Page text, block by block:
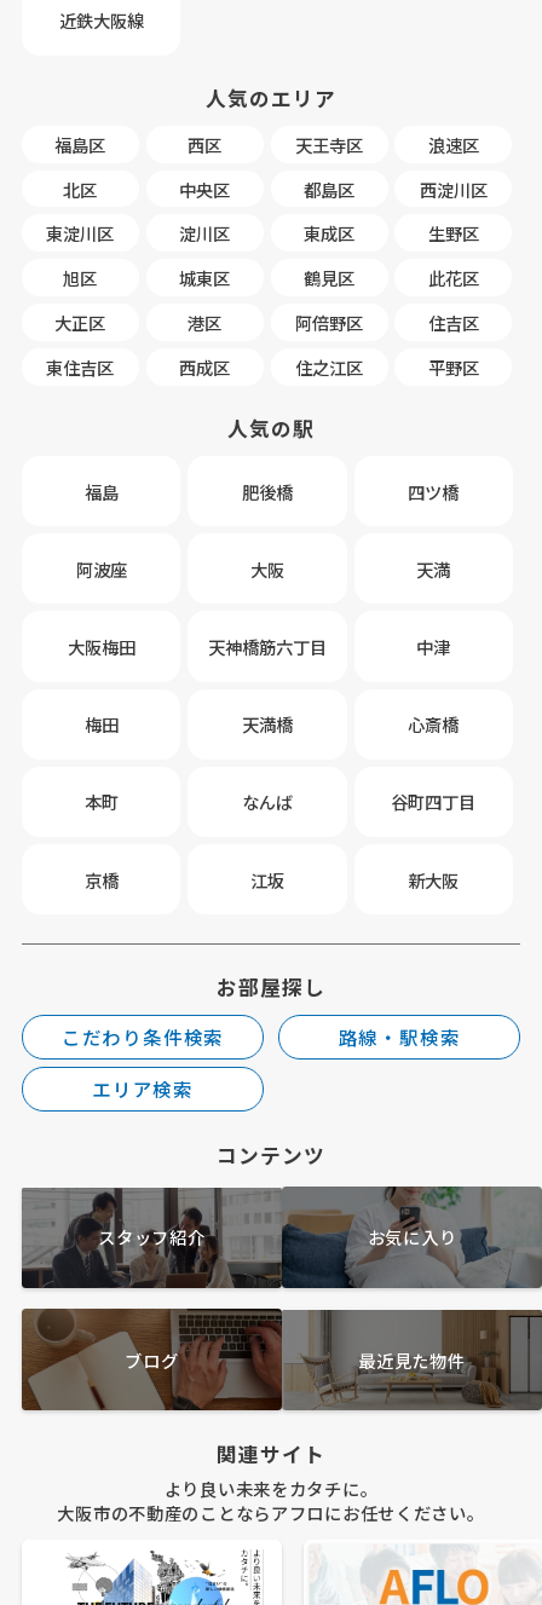
近鉄大阪線
人気のエリア
福島区 西区 天王寺区
浪速区
北区
中央区 都島区
西淀川区
東淀川区
淀川区 東成区
生野区
旭区
城東区 鶴見区
此花区
大正区
港区 阿倍野区
住吉区
東住吉区
西成区 住之江区 平野区
人気の駅
福島 肥後橋 四ツ橋
阿波座 大阪 天満
大阪梅田 天神橋筋六丁目 中津
梅田 天満橋 心斎橋
本町 なんば 谷町四丁目
京橋 江坂 新大阪
お部屋探し
こだわり条件検索
路線・駅検索
エリア検索
コンテンツ
スタッフ紹介 お気に入り
ブログ 最近見た物件
関連サイト
より良い未来をカタチに。
大阪市の不動産のことならアフロにお任せください。